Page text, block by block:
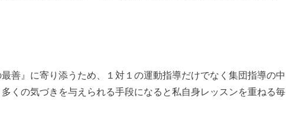
善』に寄り添うため、１対１の運動指導だけでなく集団指導の中
くの気づきを与えられる手段になると私自身レッスンを重ねる毎